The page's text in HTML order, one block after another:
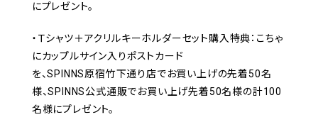
にプレゼント。
・Ｔシャツ＋アクリルキーホルダーセット購入特典：こちゃ
にカップルサイン入りポストカード
を、SPINNS原宿竹下通り店でお買い上げの先着50名
様、SPINNS公式通販でお買い上げ先着50名様の計100
名様にプレゼント。